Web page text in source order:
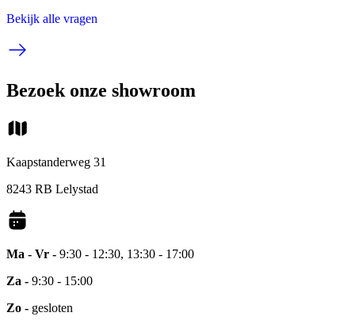
Bekijk alle vragen
Bezoek onze showroom
Kaapstanderweg 31
8243 RB Lelystad
Ma - Vr - 9:30 - 12:30, 13:30 - 17:00
Za - 9:30 - 15:00
Zo - gesloten